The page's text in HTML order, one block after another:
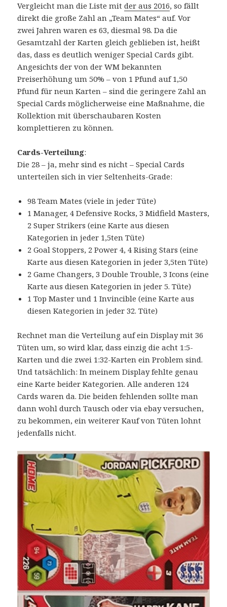
Vergleicht man die Liste mitder aus 2016, so fällt
direkt die große Zahl an „Team Mates“ auf. Vor
zwei Jahren waren es 63, diesmal 98. Da die
Gesamtzahl der Karten gleich geblieben ist, heißt
das, dass es deutlich weniger Special Cards gibt.
Angesichts der von der WM bekannten
Preiserhöhung um 50% – von 1 Pfund auf 1,50
Pfund für neun Karten – sind die geringere Zahl an
Special Cards möglicherweise eine Maßnahme, die
Kollektion mit überschaubaren Kosten
komplettieren zu können.
Cards-Verteilung:
Die 28 – ja, mehr sind es nicht – Special Cards
unterteilen sich in vier Seltenheits-Grade:
98 Team Mates (viele in jeder Tüte)
1 Manager, 4 Defensive Rocks, 3 Midfield Masters,
2 Super Strikers (eine Karte aus diesen
Kategorien in jeder 1,5ten Tüte)
2 Goal Stoppers, 2 Power 4, 4 Rising Stars (eine
Karte aus diesen Kategorien in jeder 3,5ten Tüte)
2 Game Changers, 3 Double Trouble, 3 Icons (eine
Karte aus diesen Kategorien in jeder 5. Tüte)
1 Top Master und 1 Invincible (eine Karte aus
diesen Kategorien in jeder 32. Tüte)
Rechnet man die Verteilung auf ein Display mit 36
Tüten um, so wird klar, dass einzig die acht 1:5-
Karten und die zwei 1:32-Karten ein Problem sind.
Und tatsächlich: In meinem Display fehlte genau
eine Karte beider Kategorien. Alle anderen 124
Cards waren da. Die beiden fehlenden sollte man
dann wohl durch Tausch oder via ebay versuchen,
zu bekommen, ein weiterer Kauf von Tüten lohnt
jedenfalls nicht.